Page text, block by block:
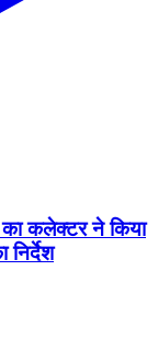
का कलेक्टर ने किया
निर्देश